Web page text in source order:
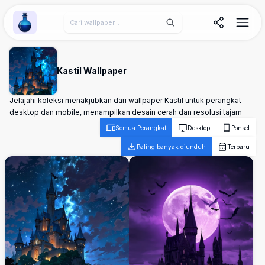
Wallpaper Alchemy
Kastil Wallpaper
Jelajahi koleksi menakjubkan dari wallpaper Kastil untuk perangkat
desktop dan mobile, menampilkan desain cerah dan resolusi tajam
Semua Perangkat Desktop Ponsel
Paling banyak diunduh Terbaru